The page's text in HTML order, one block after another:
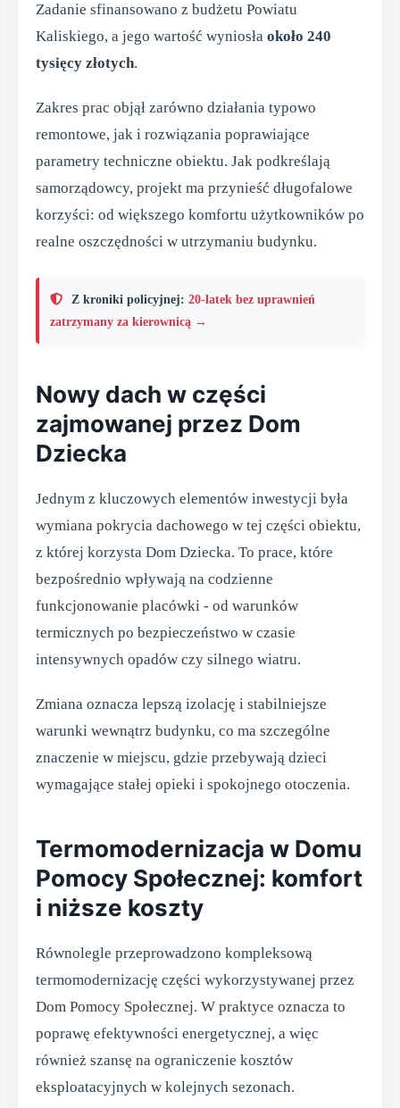
Zadanie sfinansowano z budżetu Powiatu
Kaliskiego, a jego wartość wyniosła około 240
tysięcy złotych.
Zakres prac objął zarówno działania typowo
remontowe, jak i rozwiązania poprawiające
parametry techniczne obiektu. Jak podkreślają
samorządowcy, projekt ma przynieść długofalowe
korzyści: od większego komfortu użytkowników po
realne oszczędności w utrzymaniu budynku.
Z kroniki policyjnej: 20-latek bez uprawnień
zatrzymany za kierownicą →
Nowy dach w części
zajmowanej przez Dom
Dziecka
Jednym z kluczowych elementów inwestycji była
wymiana pokrycia dachowego w tej części obiektu,
z której korzysta Dom Dziecka. To prace, które
bezpośrednio wpływają na codzienne
funkcjonowanie placówki - od warunków
termicznych po bezpieczeństwo w czasie
intensywnych opadów czy silnego wiatru.
Zmiana oznacza lepszą izolację i stabilniejsze
warunki wewnątrz budynku, co ma szczególne
znaczenie w miejscu, gdzie przebywają dzieci
wymagające stałej opieki i spokojnego otoczenia.
Termomodernizacja w Domu
Pomocy Społecznej: komfort
i niższe koszty
Równolegle przeprowadzono kompleksową
termomodernizację części wykorzystywanej przez
Dom Pomocy Społecznej. W praktyce oznacza to
poprawę efektywności energetycznej, a więc
również szansę na ograniczenie kosztów
eksploatacyjnych w kolejnych sezonach.